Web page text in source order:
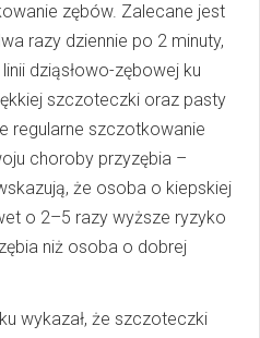
zębów. Zalecane jest
razy dziennie po 2 minuty,
dziąsłowo-zębowej ku
szczoteczki oraz pasty
regularne szczotkowanie
choroby przyzębia –
że osoba o kiepskiej
o 2–5 razy wyższe ryzyko
niż osoba o dobrej
wykazał, że szczoteczki